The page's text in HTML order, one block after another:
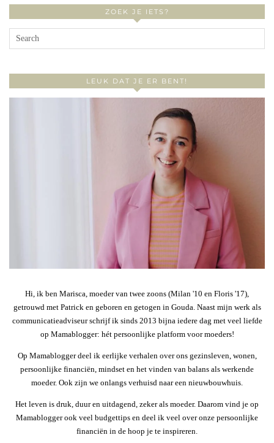
ZOEK JE IETS?
LEUK DAT JE ER BENT!
Hi, ik ben Marisca, moeder van twee zoons (Milan '10 en Floris '17),
getrouwd met Patrick en geboren en getogen in Gouda. Naast mijn werk als
communicatieadviseur schrijf ik sinds 2013 bijna iedere dag met veel liefde
op Mamablogger: hét persoonlijke platform voor moeders!
Op Mamablogger deel ik eerlijke verhalen over ons gezinsleven, wonen,
persoonlijke financiën, mindset en het vinden van balans als werkende
moeder. Ook zijn we onlangs verhuisd naar een nieuwbouwhuis.
Het leven is druk, duur en uitdagend, zeker als moeder. Daarom vind je op
Mamablogger ook veel budgettips en deel ik veel over onze persoonlijke
financiën in de hoop je te inspireren.